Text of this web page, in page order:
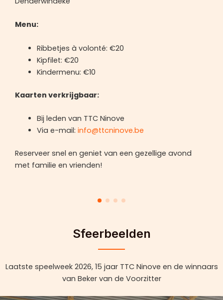
Menu:
Ribbetjes à volonté: €20
Kipfilet: €20
Kindermenu: €10
Kaarten verkrijgbaar:
Bij leden van TTC Ninove
Via e-mail: info@ttcninove.be
Reserveer snel en geniet van een gezellige avond
met familie en vrienden!
Sfeerbeelden
Laatste speelweek 2026, 15 jaar TTC Ninove en de winnaars
van Beker van de Voorzitter